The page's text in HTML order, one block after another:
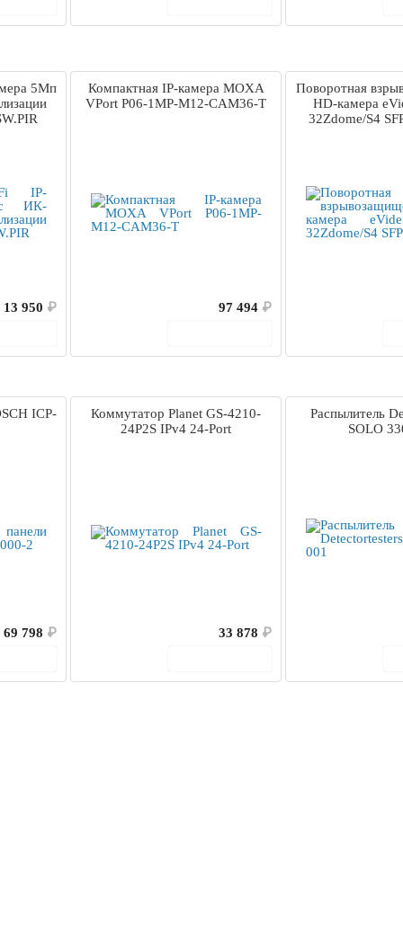
5Мп
13 950 ₽
Компактная IP-камера MOXA
VPort P06-1MP-M12-CAM36-T
97 494 ₽
Поворотная
HD-камера
32Zdome/S4
ICP-
69 798 ₽
Коммутатор Planet GS-4210-
24P2S IPv4 24-Port
33 878 ₽
Распылитель
SOLO